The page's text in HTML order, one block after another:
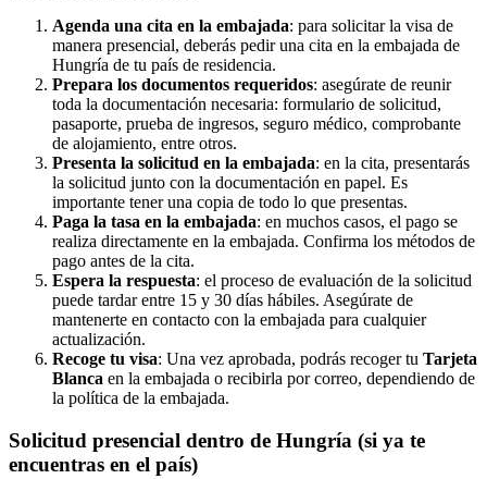
Agenda una cita en la embajada: para solicitar la visa de
manera presencial, deberás pedir una cita en la embajada de
Hungría de tu país de residencia.
Prepara los documentos requeridos: asegúrate de reunir
toda la documentación necesaria: formulario de solicitud,
pasaporte, prueba de ingresos, seguro médico, comprobante
de alojamiento, entre otros.
Presenta la solicitud en la embajada: en la cita, presentarás
la solicitud junto con la documentación en papel. Es
importante tener una copia de todo lo que presentas.
Paga la tasa en la embajada: en muchos casos, el pago se
realiza directamente en la embajada. Confirma los métodos de
pago antes de la cita.
Espera la respuesta: el proceso de evaluación de la solicitud
puede tardar entre 15 y 30 días hábiles. Asegúrate de
mantenerte en contacto con la embajada para cualquier
actualización.
Recoge tu visa: Una vez aprobada, podrás recoger tu Tarjeta
Blanca en la embajada o recibirla por correo, dependiendo de
la política de la embajada.
Solicitud presencial dentro de Hungría (si ya te
encuentras en el país)